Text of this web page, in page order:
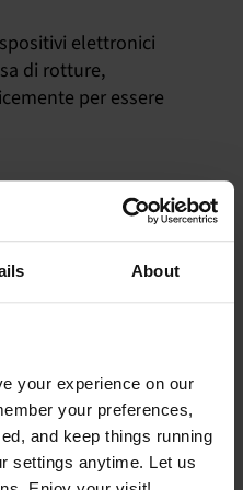
About
your experience on our
your preferences,
and keep things running
settings anytime. Let us
elettronici
di rotture,
per essere
il